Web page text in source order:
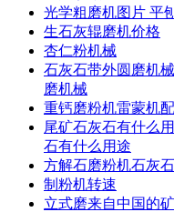
光学粗磨机图片 平
生石灰辊磨机价格
杏仁粉机械
石灰石带外圆磨机
磨机械
重钙磨粉机雷蒙机
尾矿石灰石有什么
石有什么用途
方解石磨粉机石灰
制粉机转速
立式磨来自中国的